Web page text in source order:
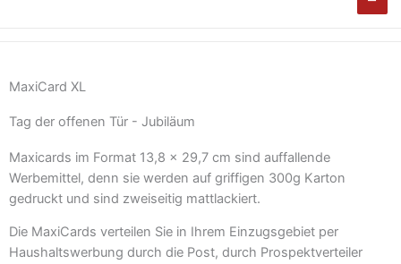
MaxiCard XL
Tag der offenen Tür - Jubiläum
Maxicards im Format 13,8 x 29,7 cm sind auffallende
Werbemittel, denn sie werden auf griffigen 300g Karton
gedruckt und sind zweiseitig mattlackiert.
Die MaxiCards verteilen Sie in Ihrem Einzugsgebiet per
Haushaltswerbung durch die Post, durch Prospektverteiler